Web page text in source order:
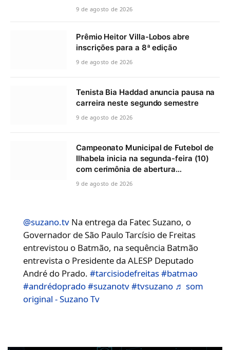
9 de agosto de 2026
Prêmio Heitor Villa-Lobos abre
inscrições para a 8ª edição
9 de agosto de 2026
Tenista Bia Haddad anuncia pausa na
carreira neste segundo semestre
9 de agosto de 2026
Campeonato Municipal de Futebol de
Ilhabela inicia na segunda-feira (10)
com cerimônia de abertura…
9 de agosto de 2026
@suzano.tv Na entrega da Fatec Suzano, o
Governador de São Paulo Tarcísio de Freitas
entrevistou o Batmão, na sequência Batmão
entrevista o Presidente da ALESP Deputado
André do Prado.#tarcisiodefreitas#batmao
#andrédoprado#suzanotv#tvsuzano ♬ som
original - Suzano Tv